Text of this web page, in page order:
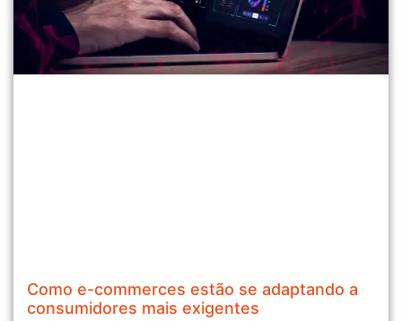
Como e-commerces estão se adaptando a
consumidores mais exigentes